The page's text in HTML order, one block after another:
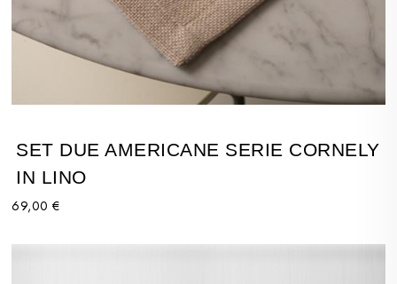
SET DUE AMERICANE SERIE CORNELY
IN LINO
69,00 €